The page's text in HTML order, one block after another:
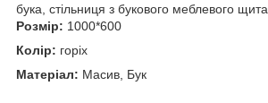
бука, стільниця з букового меблевого щита.
Розмір: 1000*600
Колір: горіх
Матеріал: Масив, Бук